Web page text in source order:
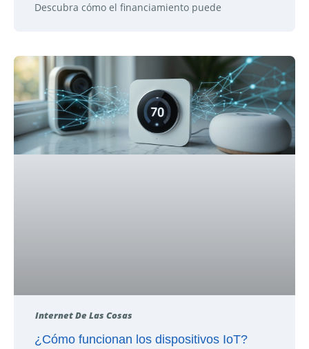
Descubra cómo el financiamiento puede
Internet De Las Cosas
¿Cómo funcionan los dispositivos IoT?